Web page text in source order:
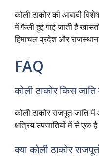
कोली ठाकोर की आबादी
में फैली हुई पाई जाती है
हिमाचल प्रदेश और
FAQ
कोली ठाकोर किस
कोली ठाकोर राजपूत जाति
क्षत्रिय उपजातियों में से एक
क्या कोली ठाकोर